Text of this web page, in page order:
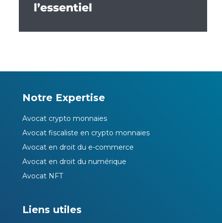
l’essentiel
Notre Expertise
Avocat crypto monnaies
Avocat fiscaliste en crypto monnaies
Avocat en droit du e-commerce
Avocat en droit du numérique
Avocat NFT
Liens utiles